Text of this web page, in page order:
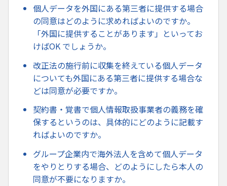
個人データを外国にある第三者に提供する場合
の同意はどのように求めればよいのですか。
「外国に提供することがあります」といってお
けばOK でしょうか。
改正法の施行前に収集を終えている個人データ
についても外国にある第三者に提供する場合な
どは同意が必要ですか。
契約書・覚書で個人情報取扱事業者の義務を確
保するというのは、具体的にどのように記載す
ればよいのですか。
グループ企業内で海外法人を含めて個人データ
をやりとりする場合、どのようにしたら本人の
同意が不要になりますか。